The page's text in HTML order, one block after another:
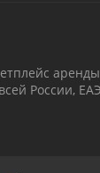
России,